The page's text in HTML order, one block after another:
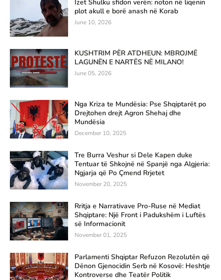
Izet Shulku sfidon verën: noton në liqenin
plot akull e borë anash në Korab
June 10, 2026
KUSHTRIM PËR ATDHEUN: MBROJMË
LAGUNËN E NARTËS NË MILANO!
June 05, 2026
Nga Kriza te Mundësia: Pse Shqiptarët po
Drejtohen drejt Agron Shehaj dhe
Mundësia
December 10, 2025
Tre Burra Veshur si Dele Kapen duke
Tentuar të Shkojnë në Spanjë nga Algjeria:
Ngjarja që Po Çmend Rrjetet
November 20, 2025
Rritja e Narrativave Pro-Ruse në Mediat
Shqiptare: Një Front i Padukshëm i Luftës
së Informacionit
November 01, 2025
Parlamenti Shqiptar Refuzon Rezolutën që
Dënon Gjenocidin Serb në Kosovë: Heshtje
Kontroverse dhe Teatër Politik